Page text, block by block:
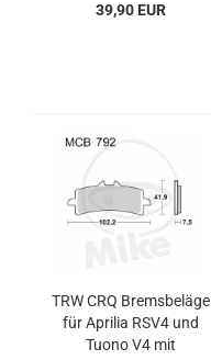
39,90 EUR
TRW CRQ Bremsbeläge
für Aprilia RSV4 und
Tuono V4 mit